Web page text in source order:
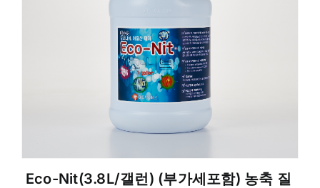
Eco-Nit(3.8L/갤런) (부가세포함) 농축 질